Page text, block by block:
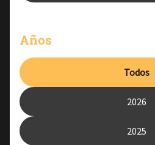
Años
Todos
2026
2025